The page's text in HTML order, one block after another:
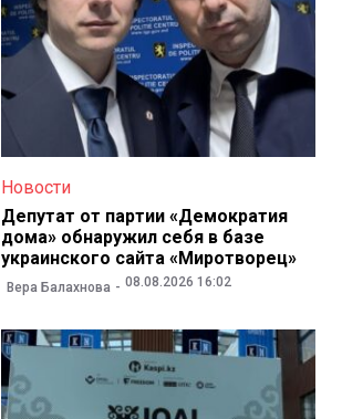
Новости
Депутат от партии «Демократия
дома» обнаружил себя в базе
украинского сайта «Миротворец»
Вера Балахнова 08.08.2026 16:02